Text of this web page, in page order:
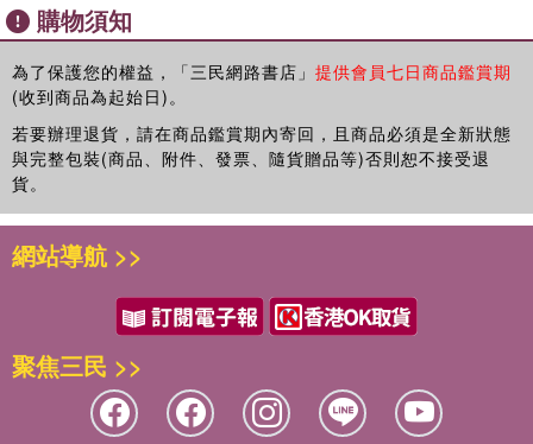
購物須知
為了保護您的權益，「三民網路書店」 提供會員七日商品鑑賞期
(收到商品為起始日)。
若要辦理退貨，請在商品鑑賞期內寄回，且商品必須是全新狀態
與完整包裝(商品、附件、發票、隨貨贈品等)否則恕不接受退
貨。
網站導航 >>
聚焦三民 >>